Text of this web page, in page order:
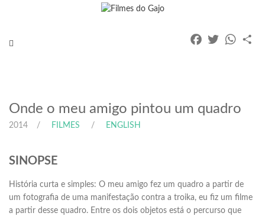
Toggle
FacebookTwitter
Onde o meu amigo pintou um quadro
2014 FILMES ENGLISH
SINOPSE
História curta e simples: O meu amigo fez um quadro a partir de
um fotografia de uma manifestação contra a troika, eu fiz um filme
a partir desse quadro. Entre os dois objetos está o percurso que